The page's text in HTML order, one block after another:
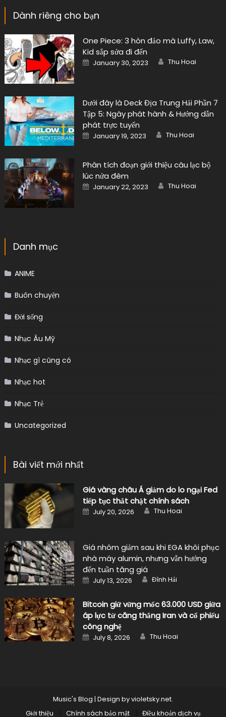
Dành riêng cho bạn
One Piece: 3 hòn đảo mà Luffy, Law,
Kid sắp sửa đi đến
Posted
on
January 30, 2023 Author
Thu Hoai
Dưới đây là Deck Địa Trung Hải Phần 7
Tập 5: Ngày phát hành & Hướng dẫn
phát trực tuyến
Posted
on
January 19, 2023 Author
Thu Hoai
Phân tích đoạn giới thiệu câu lạc bộ
lúc nửa đêm
Posted
on
January 22, 2023 Author
Thu Hoai
Danh mục
ANIME
Buôn chuyện
Đời sống
Nhạc Âu Mỹ
Nhạc gì cũng có
Nhạc hot
Nhạc Trẻ
Uncategorized
Bài viết mới nhất
Giá vàng châu Á giảm do lo ngại Fed
tiếp tục thắt chặt chính sách
Posted
on
July 20, 2026 Author
Thu Hoai
Giá nhôm giảm sau khi EGA khôi phục
nhà máy alumin, nhưng vẫn hướng
đến tuần tăng giá
Posted
on
July 13, 2026 Author
Đình Hải
Bitcoin giữ vững mốc 63.000 USD giữa
áp lực từ căng thẳng Iran và cổ phiếu
công nghệ
Posted
on
July 8, 2026 Author
Thu Hoai
Music's Blog | Design byvioletsky.net.
Giới thiệu
Chính sách bảo mật
Điều khoản dịch vụ